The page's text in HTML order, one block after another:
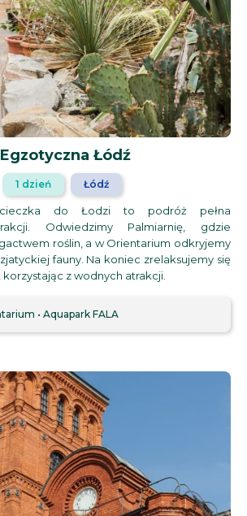
Egzotyczna Łódź
1 dzień Łódź
do Łodzi to podróż pełna
Odwiedzimy Palmiarnię, gdzie
roślin, a w Orientarium odkryjemy
fauny. Na koniec zrelaksujemy się
korzystając z wodnych atrakcji.
Aquapark FALA